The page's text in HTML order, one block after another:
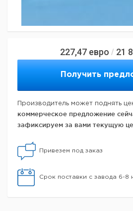
227,47 евро / 21
Получить
Производитель может поднять
коммерческое предложение
зафиксируем за вами текущую
Привезем под заказ
Срок поставки с завода 6-8